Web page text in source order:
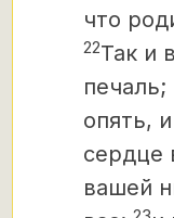
что
22Так и
опять,
сердце
вашей